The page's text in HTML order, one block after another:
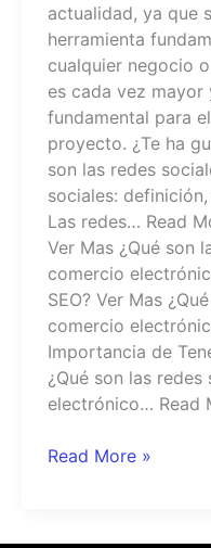
actualidad, ya que
herramienta
cualquier negocio
es cada vez mayor
fundamental para
proyecto. ¿Te ha
son las redes
sociales:
Las redes… Read
Ver Mas ¿Qué son
comercio
SEO? Ver Mas
comercio
Importancia de
¿Qué son las
electrónico… Read
Read More »